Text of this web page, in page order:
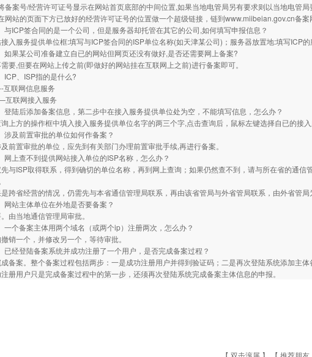
备案号/经营许可证号显示在网站首页底部的中间位置,如果当地电管局另有要求则以当地电管局
网站的页面下方已放好的经营许可证号的位置做一个超级链接，链到www.miibeian.gov.cn备案
与ICP签合同的是一个公司，但是服务器却托管在其它的公司,如何填写申报信息？
入服务提供单位框:填写与ICP签合同的ISP单位名称(如天津某公司)；服务器放置地:填写ICP
如果某公司准备建立自已的网站但网页还没有做好,是否还需要网上备案?
要,但要在网站上传之前(即做好的网站挂在互联网上之前)进行备案即可。
ICP、ISP指的是什么?
互联网信息服务
互联网接入服务
登陆后添加备案信息，第二步中在接入服务提供单位处为空，不能填写信息，怎么办？
上方的操作框中填入接入服务提供单位名字的两三个字,点击查询后，鼠标左键选择自已的接入
涉及前置审批的单位如何作备案？
及前置审批的单位，应先到有关部门办理前置审批手续,再进行备案。
网上查不到提供网站接入单位的ISP名称，怎么办？
与ISP取得联系，得到确切的单位名称，再到网上查询；如果仍然查不到，请与所在省的通
跨省经营的情况，仍需先与本省通信管理局联系，再由该省管局与外省管局联系，由外省管局
网站主体单位在外地是否要备案？
由当地通信管理局审批。
一个备案主体用两个域名（或两个ip）注册两次，怎么办？
销一个，并修改另一个，等待审批。
已经登陆备案系统并成功注册了一个用户，是否完成备案过程？
备案。整个备案过程包括两步：一是成功注册用户并得到验证码；二是再次登陆系统添加主体
册用户只是完成备案过程中的第一步，还须再次登陆系统完成备案主体信息的申报。
【 双击滚屏 】 【 推荐朋友